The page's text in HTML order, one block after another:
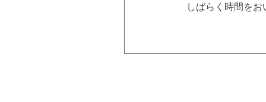
しばらく時間を